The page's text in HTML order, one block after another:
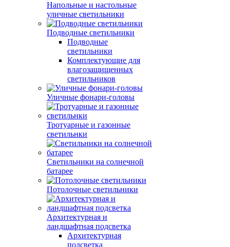
Напольные и настольные
уличные светильники
Подводные светильники
Подводные
светильники
Комплектующие для
влагозащищенных
светильников
Уличные фонари-головы
Тротуарные и газонные
светильнки
Светильники на солнечной
батарее
Потолочные светильники
Архитектурная и
ландшафтная подсветка
Архитектурная
подсветка